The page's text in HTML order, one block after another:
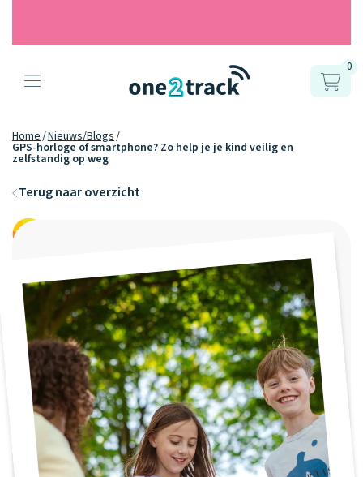
Producten
Onze gps
horloges
Connect
Horloges
vergelijken
Tweedekans
horloges
Ontdek alle
horloges
Ontdek alle
accessoires
Personaliseer
je bandje!
Kies je eigen
kleur, naam en
icoon en maak
je horloge
helemaal van
jou.
Hoe werkt
het?
het werkt
one2track-app
samen.
Positie en GPS
Datakosten
Waarom one2track
Handleiding
Care
App updates
Blogs
Ons verhaal
Recensies
Werken bij
0
Home Nieuws/Blogs
GPS-horloge of smartphone? Zo help je je kind veilig en
zelfstandig op weg
Terug naar overzicht